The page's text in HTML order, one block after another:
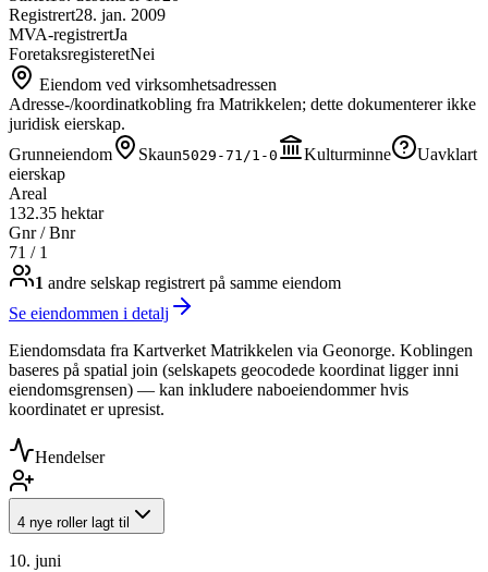
Registrert28. jan. 2009
MVA-registrertJa
ForetaksregisteretNei
Eiendom ved virksomhetsadressen
Adresse-/koordinatkobling fra Matrikkelen; dette dokumenterer ikke
juridisk eierskap.
Grunneiendom
Skaun5029-71/1-0 Kulturminne
Uavklart
eierskap
Areal
132.35 hektar
Gnr / Bnr
71 / 1
1 andre selskap registrert på samme eiendom
Se eiendommen i detalj
Eiendomsdata fra Kartverket Matrikkelen via Geonorge. Koblingen
baseres på spatial join (selskapets geocodede koordinat ligger inni
eiendomsgrensen) — kan inkludere naboeiendommer hvis
koordinatet er upresist.
Hendelser
4 nye roller lagt til
10. juni